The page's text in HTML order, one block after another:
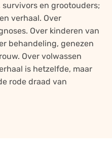
survivors en grootouders;
verhaal. Over
Over kinderen van
behandeling, genezen
Over volwassen
is hetzelfde, maar
rode draad van